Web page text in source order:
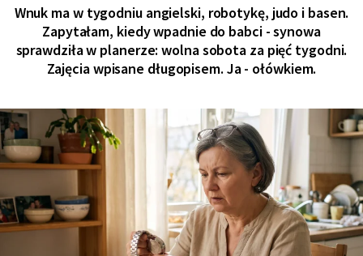
Wnuk ma w tygodniu angielski, robotykę, judo i basen.
Zapytałam, kiedy wpadnie do babci - synowa
sprawdziła w planerze: wolna sobota za pięć tygodni.
Zajęcia wpisane długopisem. Ja - ołówkiem.